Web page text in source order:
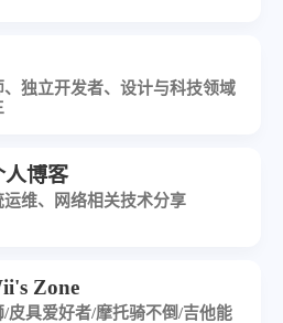
、独立开发者、设计与科技领域
人博客
维、网络相关技术分享
Zone
皮具爱好者/摩托骑不倒/吉他能